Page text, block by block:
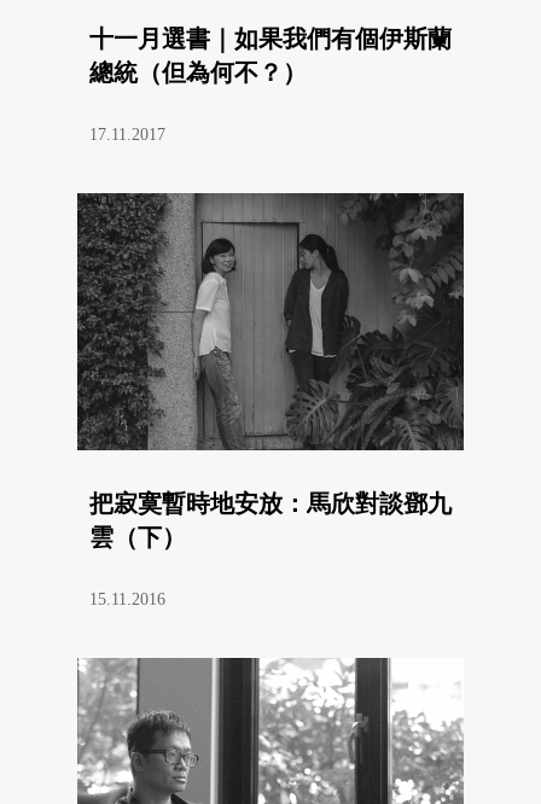
十一月選書｜如果我們有個伊斯蘭
總統（但為何不？）
17.11.2017
把寂寞暫時地安放：馬欣對談鄧九
雲（下）
15.11.2016